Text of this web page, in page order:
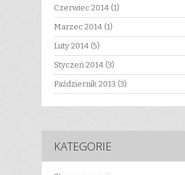
Czerwiec 2014 (1)
Marzec 2014 (1)
Luty 2014 (5)
Styczeń 2014 (3)
Październik 2013 (3)
KATEGORIE